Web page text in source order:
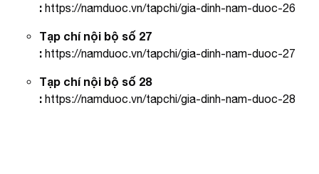
: https://namduoc.vn/tapchi/gia-dinh-nam-duoc-26
Tạp chí nội bộ số 27
: https://namduoc.vn/tapchi/gia-dinh-nam-duoc-27
Tạp chí nội bộ số 28
: https://namduoc.vn/tapchi/gia-dinh-nam-duoc-28